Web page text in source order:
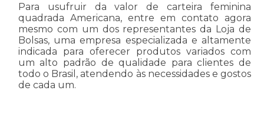
Para usufruir da valor de carteira feminina
quadrada Americana, entre em contato agora
mesmo com um dos representantes da Loja de
Bolsas, uma empresa especializada e altamente
indicada para oferecer produtos variados com
um alto padrão de qualidade para clientes de
todo o Brasil, atendendo às necessidades e gostos
de cada um.